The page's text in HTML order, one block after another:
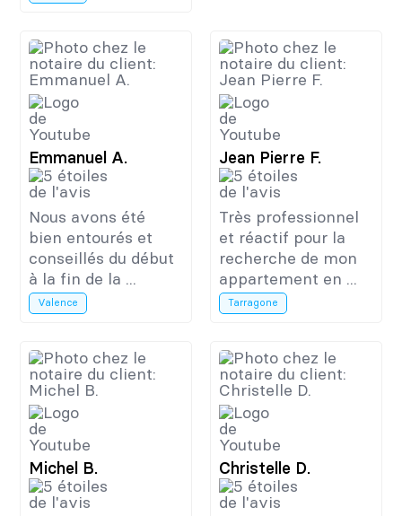
Emmanuel A.
Nous avons été
bien entourés et
conseillés du début
à la fin de la ...
Valence
Jean Pierre F.
Très professionnel
et réactif pour la
recherche de mon
appartement en ...
Tarragone
Michel B. Christelle D.